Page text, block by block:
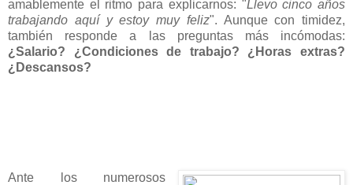
amablemente el ritmo para explicarnos: "Llevo cinco años
trabajando aquí y estoy muy feliz". Aunque con timidez,
también responde a las preguntas más incómodas:
¿Salario? ¿Condiciones de trabajo? ¿Horas extras?
¿Descansos?
Ante los numerosos